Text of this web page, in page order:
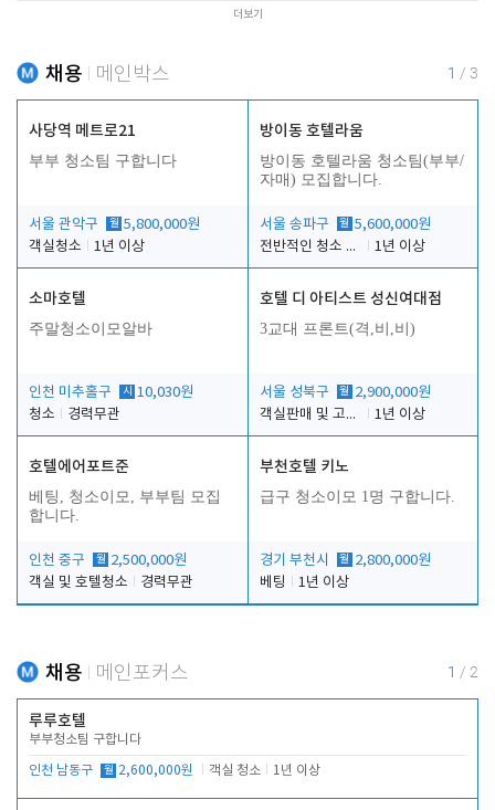
더보기
채용 메인박스 1 / 3
사당역 메트로21
부부 청소팀 구합니다
서울 관악구 월 5,800,000원
객실청소
1년 이상
방이동 호텔라움
방이동 호텔라움 청소팀(부부/
자매) 모집합니다.
서울 송파구 월 5,600,000원
전반적인 청소 업무(객실청소.객실정리)
1년 이상
소마호텔
주말청소이모알바
인천 미추홀구 시 10,030원
청소
경력무관
호텔 디 아티스트 성신여대점
3교대 프론트(격,비,비)
서울 성북구 월 2,900,000원
객실판매 및 고객응대
1년 이상
호텔에어포트준
베팅, 청소이모, 부부팀 모집
합니다.
인천 중구 월 2,500,000원
객실 및 호텔청소
경력무관
부천호텔 키노
급구 청소이모 1명 구합니다.
경기 부천시 월 2,800,000원
베팅
1년 이상
채용 메인포커스 1 / 2
루루호텔
부부청소팀 구합니다
인천 남동구 월 2,600,000원 객실 청소 1년 이상